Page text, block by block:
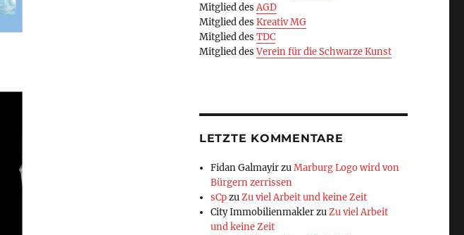
Mitglied desAGD
Mitglied des Kreativ MG
Mitglied des TDC
Mitglied desVerein für die Schwarze Kunst
LETZTE KOMMENTARE
Fidan GalmayirzuMarburg Logo wird von
Bürgern zerrissen
sCpzuZu viel Arbeit und keine Zeit
City ImmobilienmaklerzuZu viel Arbeit
und keine Zeit